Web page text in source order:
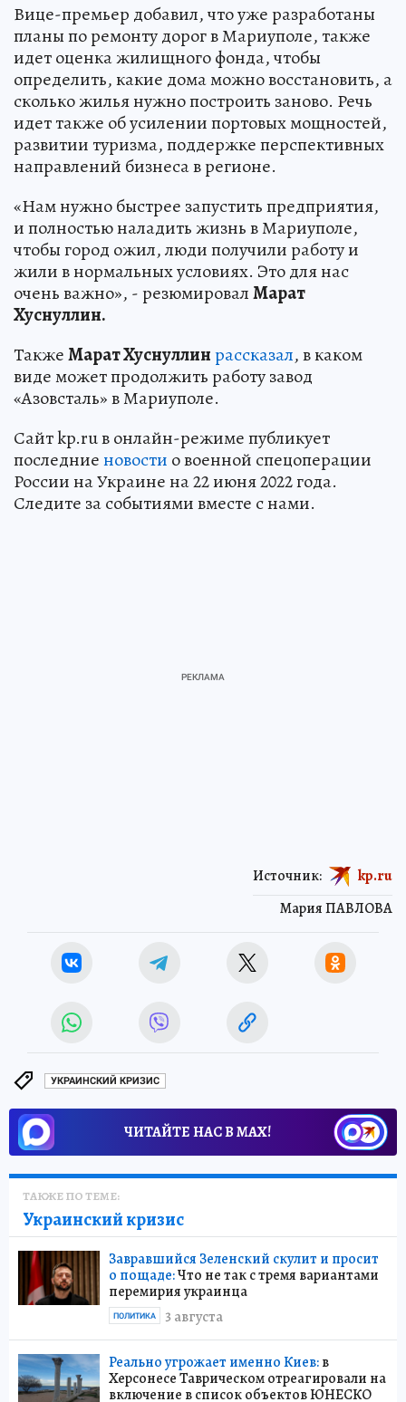
Вице-премьер добавил, что уже разработаны
планы по ремонту дорог в Мариуполе, также
идет оценка жилищного фонда, чтобы
определить, какие дома можно восстановить, а
сколько жилья нужно построить заново. Речь
идет также об усилении портовых мощностей,
развитии туризма, поддержке перспективных
направлений бизнеса в регионе.
«Нам нужно быстрее запустить предприятия,
и полностью наладить жизнь в Мариуполе,
чтобы город ожил, люди получили работу и
жили в нормальных условиях. Это для нас
очень важно», - резюмировалМарат
Хуснуллин.
ТакжеМарат Хуснуллинрассказал, в каком
виде может продолжить работу завод
«Азовсталь» в Мариуполе.
Сайт kp.ru в онлайн-режиме публикует
последниеновости о военной спецоперации
России на Украине на 22 июня 2022 года.
Следите за событиями вместе с нами.
Мария ПАВЛОВА
Источник: kp.ru
УКРАИНСКИЙ КРИЗИС
ЧИТАЙТЕ НАС В МАХ!
ТАКЖЕ ПО ТЕМЕ:
Украинский кризис
Завравшийся Зеленский скулит и просит
о пощаде:Что не так с тремя вариантами
перемирия украинца
3 августа
ПОЛИТИКА
Реально угрожает именно Киев:в
Херсонесе Таврическом отреагировали на
включение в список объектов ЮНЕСКО